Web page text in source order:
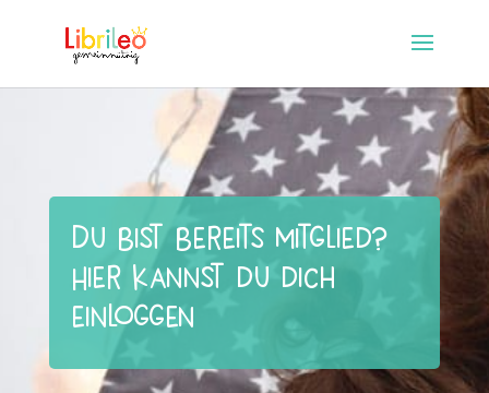
Du bist bereits Mitglied?
Hier kannst du dich
einloggen